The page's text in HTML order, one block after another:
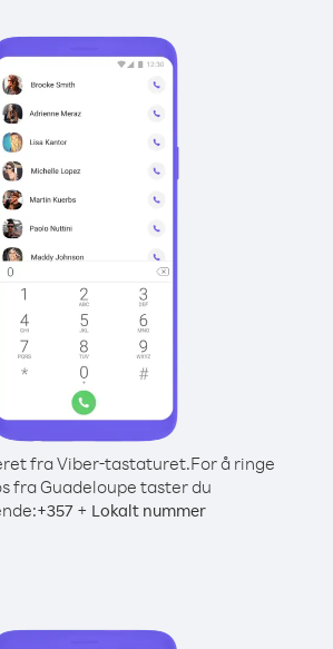
fra Viber-tastaturet.For å ringe
fra Guadeloupe taster du
+357+ Lokalt nummer